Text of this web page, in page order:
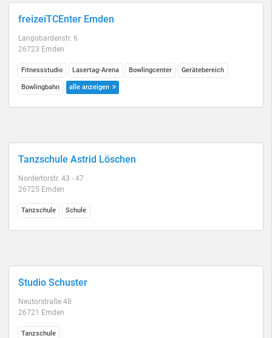
freizeiTCEnter Emden
Langobardenstr. 6
26723 Emden
Fitnessstudio Lasertag-Arena Bowlingcenter Gerätebereich
Bowlingbahn alle anzeigen
Tanzschule Astrid Löschen
Nordertorstr. 43 - 47
26725 Emden
Tanzschule Schule
Studio Schuster
Neutorstraße 48
26721 Emden
Tanzschule